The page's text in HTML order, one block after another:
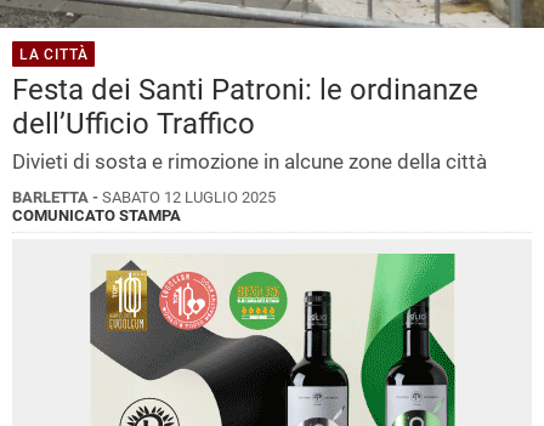
LA CITTÀ
Festa dei Santi Patroni: le ordinanze
dell’Ufficio Traffico
Divieti di sosta e rimozione in alcune zone della città
BARLETTA - SABATO 12 LUGLIO 2025
COMUNICATO STAMPA